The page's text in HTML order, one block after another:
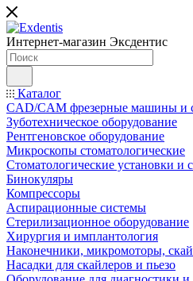
Интернет-магазин Эксдентис
Каталог
CAD/CAM фрезерные машины и
Зуботехническое оборудование
Рентгеновское оборудование
Микроскопы стоматологические
Стоматологические установки и
Бинокуляры
Компрессоры
Аспирационные системы
Стерилизационное оборудование
Хирургия и имплантология
Наконечники, микромоторы,
Насадки для скайлеров и пьезо